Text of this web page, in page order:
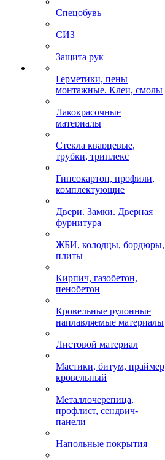
Спецобувь
СИЗ
Защита рук
Герметики, пены
монтажные. Клеи, смолы
Лакокрасочные
материалы
Стекла кварцевые,
трубки, триплекс
Гипсокартон, профили,
комплектующие
Двери. Замки. Дверная
фурнитура
ЖБИ, колодцы, бордюры,
плиты
Кирпич, газобетон,
пенобетон
Кровельные рулонные
наплавляемые материалы
Листовой материал
Мастики, битум, праймер
кровельный
Металлочерепица,
профлист, сендвич-
панели
Напольные покрытия